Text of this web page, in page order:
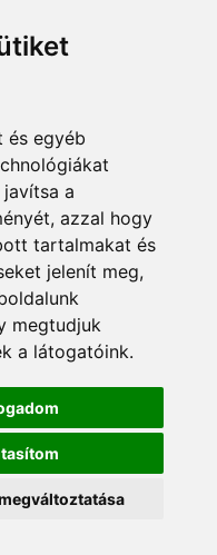
és egyéb
a
azzal hogy
tartalmakat és
jelenít meg,
megtudjuk
a látogatóink.
módok